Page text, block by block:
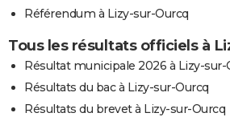
Référendum à Lizy-sur-Ourcq
Tous les résultats officiels à
Résultat municipale 2026 à Lizy-sur-
Résultats du bac à Lizy-sur-Ourcq
Résultats du brevet à Lizy-sur-Ourcq